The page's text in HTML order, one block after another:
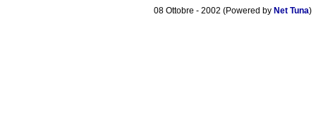
08 Ottobre - 2002 (Powered by Net Tuna)